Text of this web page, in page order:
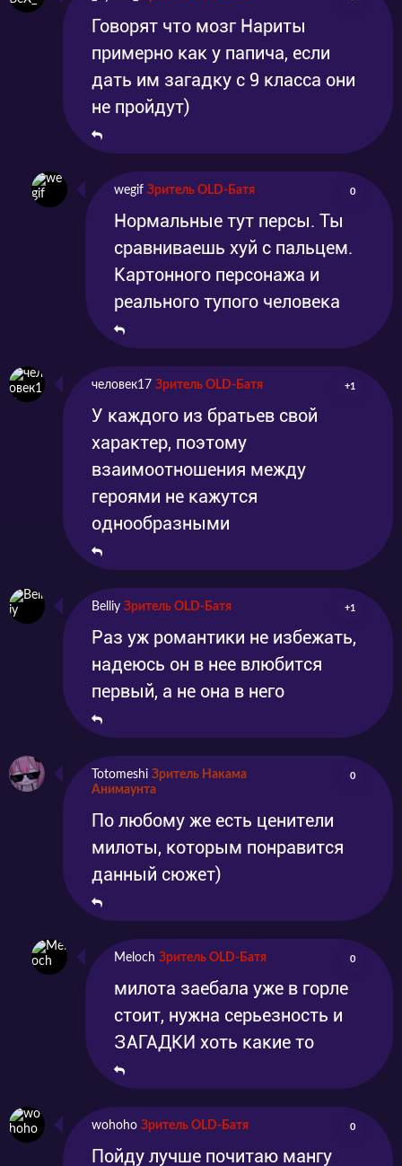
Говорят что мозг Нариты
примерно как у папича, если
дать им загадку с 9 класса они
не пройдут)
wegif Зритель OLD-Батя 0
Нормальные тут персы. Ты
сравниваешь хуй с пальцем.
Картонного персонажа и
реального тупого человека
человек17 Зритель OLD-Батя +1
У каждого из братьев свой
характер, поэтому
взаимоотношения между
героями не кажутся
однообразными
Belliy Зритель OLD-Батя +1
Раз уж романтики не избежать,
надеюсь он в нее влюбится
первый, а не она в него
Totomeshi Зритель Накама
Анимаунта
0
По любому же есть ценители
милоты, которым понравится
данный сюжет)
Meloch Зритель OLD-Батя 0
милота заебала уже в горле
стоит, нужна серьезность и
ЗАГАДКИ хоть какие то
wohoho Зритель OLD-Батя 0
Пойду лучше почитаю мангу